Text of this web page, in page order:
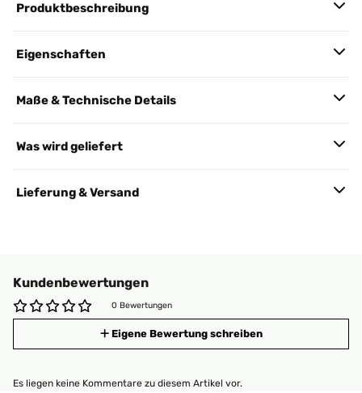
Produktbeschreibung
Eigenschaften
Maße & Technische Details
Was wird geliefert
Lieferung & Versand
Kundenbewertungen
0 Bewertungen
Eigene Bewertung schreiben
Es liegen keine Kommentare zu diesem Artikel vor.